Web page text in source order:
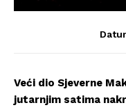
Veći dio Sjeverne
jutarnjim satima